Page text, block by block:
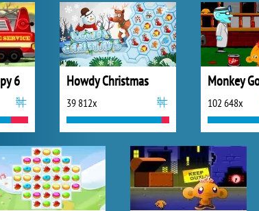
6 Howdy Christmas
39 812x 102 648x